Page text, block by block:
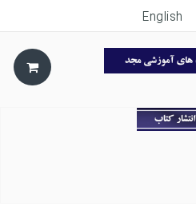
English